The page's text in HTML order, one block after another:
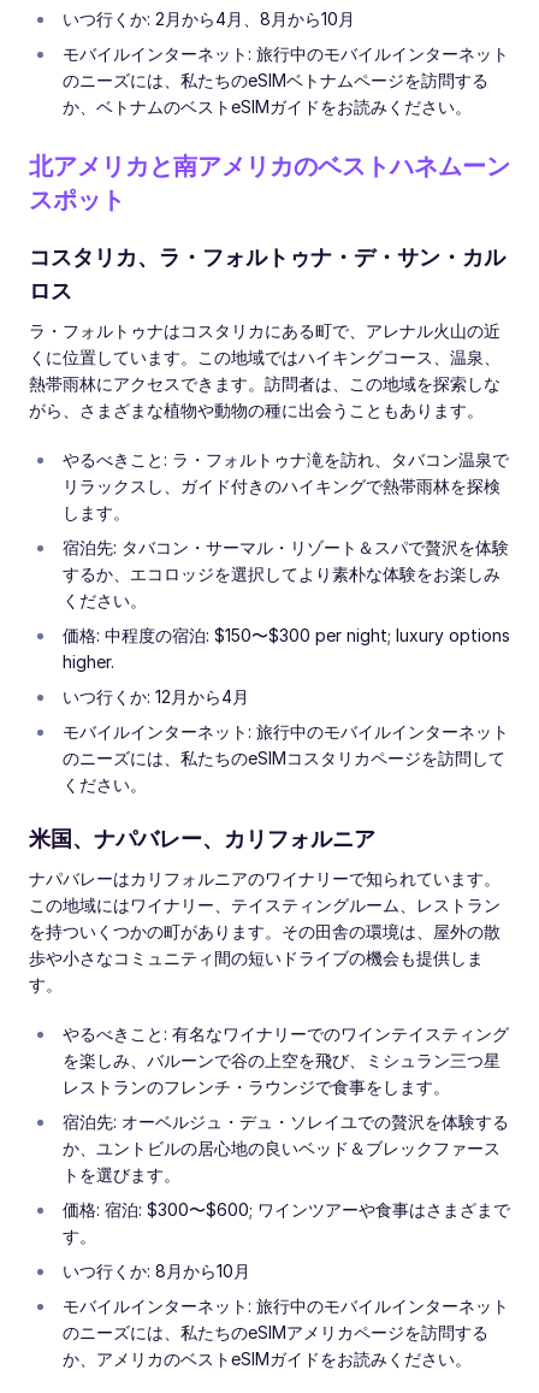
いつ行くか: 2月から4月、8月から10月
モバイルインターネット: 旅行中のモバイルインターネット
のニーズには、私たちのeSIMベトナムページを訪問する
か、ベトナムのベストeSIMガイドをお読みください。
北アメリカと南アメリカのベストハネムーン
スポット
コスタリカ、ラ・フォルトゥナ・デ・サン・カル
ロス
ラ・フォルトゥナはコスタリカにある町で、アレナル火山の近
くに位置しています。この地域ではハイキングコース、温泉、
熱帯雨林にアクセスできます。訪問者は、この地域を探索しな
がら、さまざまな植物や動物の種に出会うこともあります。
やるべきこと: ラ・フォルトゥナ滝を訪れ、タバコン温泉で
リラックスし、ガイド付きのハイキングで熱帯雨林を探検
します。
宿泊先: タバコン・サーマル・リゾート＆スパで贅沢を体験
するか、エコロッジを選択してより素朴な体験をお楽しみ
ください。
価格: 中程度の宿泊: $150〜$300 per night; luxury options
higher.
いつ行くか: 12月から4月
モバイルインターネット: 旅行中のモバイルインターネット
のニーズには、私たちのeSIMコスタリカページを訪問して
ください。
米国、ナパバレー、カリフォルニア
ナパバレーはカリフォルニアのワイナリーで知られています。
この地域にはワイナリー、テイスティングルーム、レストラン
を持ついくつかの町があります。その田舎の環境は、屋外の散
歩や小さなコミュニティ間の短いドライブの機会も提供しま
す。
やるべきこと: 有名なワイナリーでのワインテイスティング
を楽しみ、バルーンで谷の上空を飛び、ミシュラン三つ星
レストランのフレンチ・ラウンジで食事をします。
宿泊先: オーベルジュ・デュ・ソレイユでの贅沢を体験する
か、ユントビルの居心地の良いベッド＆ブレックファース
トを選びます。
価格: 宿泊: $300〜$600; ワインツアーや食事はさまざまで
す。
いつ行くか: 8月から10月
モバイルインターネット: 旅行中のモバイルインターネット
のニーズには、私たちのeSIMアメリカページを訪問する
か、アメリカのベストeSIMガイドをお読みください。